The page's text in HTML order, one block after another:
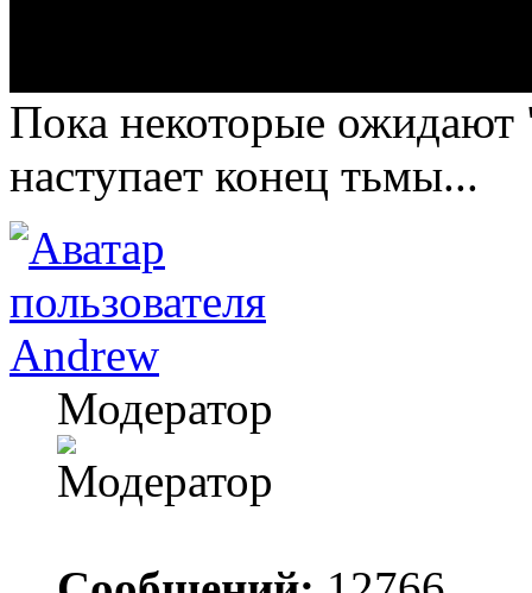
Пока некоторые ожидают
наступает конец тьмы...
Andrew
Модератор